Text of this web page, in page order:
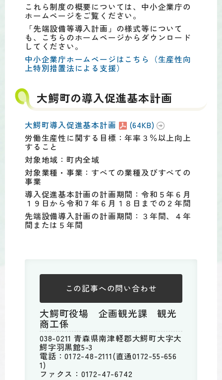
これら制度の概要については、中小企業庁の
ホームページをご覧ください。
「先端設備等導入計画」の様式等について
も、こちらのホームページからダウンロード
してください。
中小企業庁ホームページはこちら（生産性向
上特別措置法による支援）
大鰐町の導入促進基本計画
大鰐町導入促進基本計画
(64KB)
労働生産性に関する目標：年率３％以上向上
すること
対象地域：町内全域
対象業種・事業：すべての業種及びすべての
事業
導入促進基本計画の計画期間：令和５年６月
１９日から令和７年６月１８日までの２年間
先端設備導入計画の計画期間：３年間、４年
間または５年間
この記事への問い合わせ
大鰐町役場 企画観光課 観光
商工係
038-0211 青森県南津軽郡大鰐町大字大
鰐字羽黒館5-3
電話：0172-48-2111(直通0172-55-656
1)
ファクス：0172-47-6742